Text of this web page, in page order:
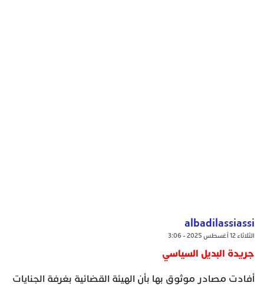
albadilassiassi
الثلاثاء 12 أغسطس 2025 - 3:06
جريدة البديل السياسي
أفادت مصادر موثوق بها بأن الهيئة القضائية بغرفة الجنايات